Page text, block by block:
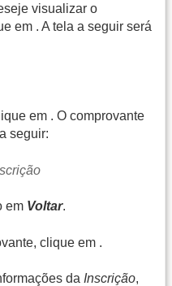
visualizar o
em . A tela a seguir será
em . O comprovante
seguir:
em Voltar.
clique em .
da Inscrição,